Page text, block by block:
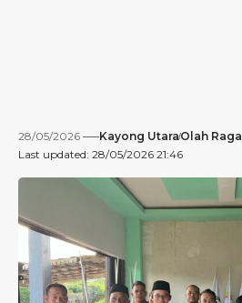
Last updated: 28/05/2026 21:46
28/05/2026 Kayong UtaraOlah Raga